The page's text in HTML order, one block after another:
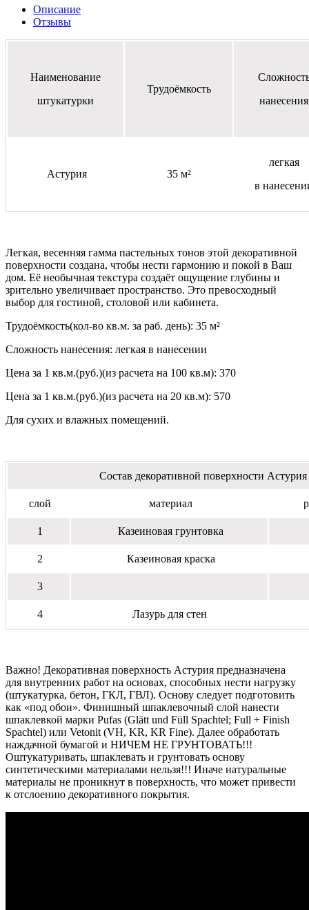
Описание
Отзывы
Наименование
штукатурки
Трудоёмкость
нанесения
Астурия 35 м²
легкая
в
Легкая, весенняя гамма пастельных тонов этой декоративной
поверхности создана, чтобы нести гармонию и покой в Ваш
дом. Её необычная текстура создаёт ощущение глубины и
зрительно увеличивает пространство. Это превосходный
выбор для гостиной, столовой или кабинета.
Трудоёмкость(кол-во кв.м. за раб. день): 35 м²
Сложность нанесения: легкая в нанесении
Цена за 1 кв.м.(руб.)(из расчета на 100 кв.м): 370
Цена за 1 кв.м.(руб.)(из расчета на 20 кв.м): 570
Для сухих и влажных помещений.
Состав декоративной поверхности Астурия
слой материал
1 Казеиновая грунтовка
2 Казеиновая краска
3
4 Лазурь для стен
Важно! Декоративная поверхность Астурия предназначена
для внутренних работ на основах, способных нести нагрузку
(штукатурка, бетон, ГКЛ, ГВЛ). Основу следует подготовить
как «под обои». Финишный шпаклевочный слой нанести
шпаклевкой марки Pufas (Glätt und Füll Spachtel; Full + Finish
Spachtel) или Vetonit (VH, KR, KR Fine). Далее обработать
наждачной бумагой и НИЧЕМ НЕ ГРУНТОВАТЬ!!!
Оштукатуривать, шпаклевать и грунтовать основу
синтетическими материалами нельзя!!! Иначе натуральные
материалы не проникнут в поверхность, что может привести
к отслоению декоративного покрытия.